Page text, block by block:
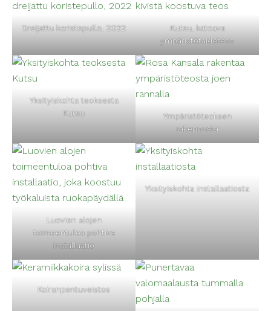
Dreijattu koristepullo, 2022
Kutsu, katoava
ympäristötaideteos
Yksityiskohta teoksesta
Kutsu
Ympäristöteoksen
rakennusta
Luovien alojen
toimeentuloa pohtiva
installaatio
Yksityiskohta installaatiosta
Koiranpentuveistos